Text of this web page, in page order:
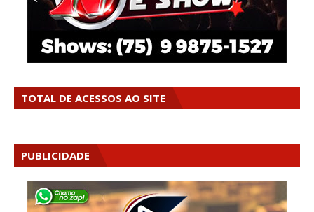
TOTAL DE ACESSOS AO SITE
PUBLICIDADE